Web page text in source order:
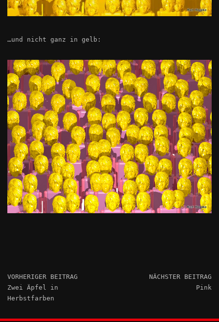
…und nicht ganz in gelb:
VORHERIGER BEITRAG
Zwei Äpfel in
Herbstfarben
NÄCHSTER BEITRAG
Pink